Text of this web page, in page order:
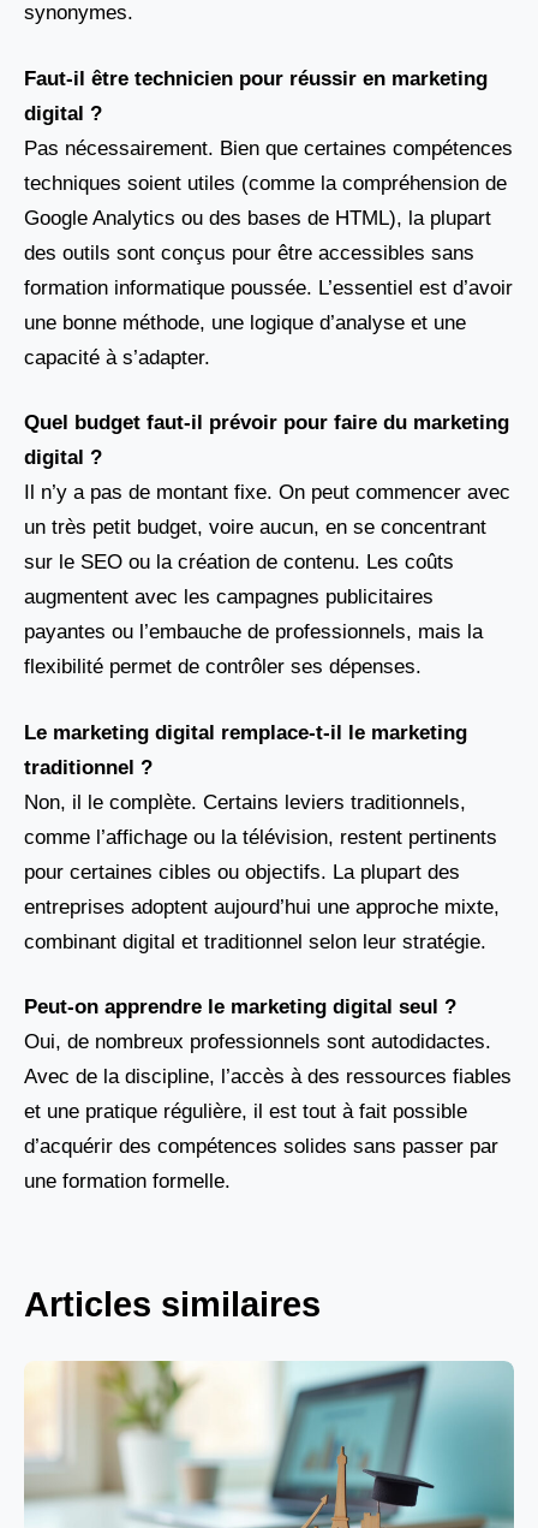
synonymes.
Faut-il être technicien pour réussir en marketing
digital ?
Pas nécessairement. Bien que certaines compétences
techniques soient utiles (comme la compréhension de
Google Analytics ou des bases de HTML), la plupart
des outils sont conçus pour être accessibles sans
formation informatique poussée. L’essentiel est d’avoir
une bonne méthode, une logique d’analyse et une
capacité à s’adapter.
Quel budget faut-il prévoir pour faire du marketing
digital ?
Il n’y a pas de montant fixe. On peut commencer avec
un très petit budget, voire aucun, en se concentrant
sur le SEO ou la création de contenu. Les coûts
augmentent avec les campagnes publicitaires
payantes ou l’embauche de professionnels, mais la
flexibilité permet de contrôler ses dépenses.
Le marketing digital remplace-t-il le marketing
traditionnel ?
Non, il le complète. Certains leviers traditionnels,
comme l’affichage ou la télévision, restent pertinents
pour certaines cibles ou objectifs. La plupart des
entreprises adoptent aujourd’hui une approche mixte,
combinant digital et traditionnel selon leur stratégie.
Peut-on apprendre le marketing digital seul ?
Oui, de nombreux professionnels sont autodidactes.
Avec de la discipline, l’accès à des ressources fiables
et une pratique régulière, il est tout à fait possible
d’acquérir des compétences solides sans passer par
une formation formelle.
Articles similaires